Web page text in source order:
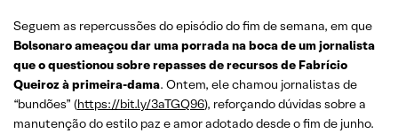
Seguem as repercussões do episódio do fim de semana, em que
Bolsonaro ameaçou dar uma porrada na boca de um jornalista
que o questionou sobre repasses de recursos de Fabrício
Queiroz à primeira-dama. Ontem, ele chamou jornalistas de
“bundões” (https://bit.ly/3aTGQ96), reforçando dúvidas sobre a
manutenção do estilo paz e amor adotado desde o fim de junho.